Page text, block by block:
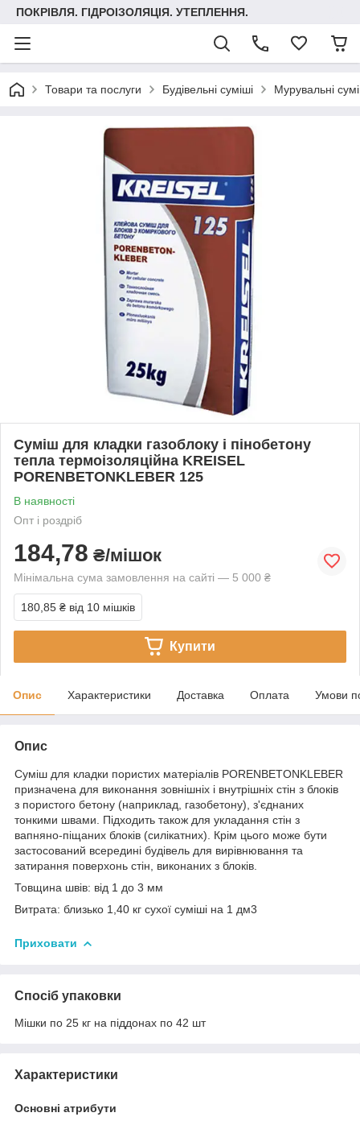
ПОКРІВЛЯ. ГІДРОІЗОЛЯЦІЯ. УТЕПЛЕННЯ.
Товари та послуги Будівельні суміші Мурувальні
Суміш для кладки газоблоку і пінобетону
тепла термоізоляційна KREISEL
PORENBETONKLEBER 125
В наявності
Опт і роздріб
184,78 ₴/мішок
Мінімальна сума замовлення на сайті — 5 000 ₴
180,85 ₴ від 10 мішків
Купити
Опис Характеристики Доставка Оплата Умови
Опис
Суміш для кладки пористих матеріалів PORENBETONKLEBER
призначена для виконання зовнішніх і внутрішніх стін з блоків
з пористого бетону (наприклад, газобетону), з'єднаних
тонкими швами. Підходить також для укладання стін з
вапняно-піщаних блоків (силікатних). Крім цього може бути
застосований всередині будівель для вирівнювання та
затирання поверхонь стін, виконаних з блоків.
Товщина швів: від 1 до 3 мм
Витрата: близько 1,40 кг сухої суміші на 1 дм3
Приховати
Спосіб упаковки
Мішки по 25 кг на піддонах по 42 шт
Характеристики
Основні атрибути